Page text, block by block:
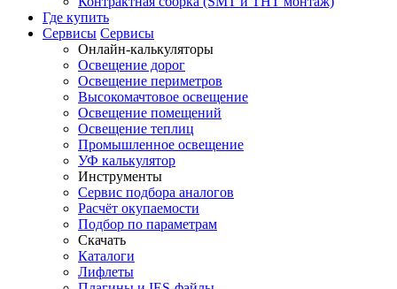
Где купить
Сервисы Сервисы
Онлайн-калькуляторы
Освещение дорог
Освещение периметров
Высокомачтовое освещение
Освещение помещений
Освещение теплиц
Промышленное освещение
УФ калькулятор
Инструменты
Сервис подбора аналогов
Расчёт окупаемости
Подбор по параметрам
Скачать
Каталоги
Лифлеты